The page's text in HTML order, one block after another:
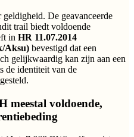
De geavanceerde
trail biedt voldoende
in HR 11.07.2014
Aksu) bevestigd dat een
gelijkwaardig kan zijn aan een
de identiteit van de
voldoende,